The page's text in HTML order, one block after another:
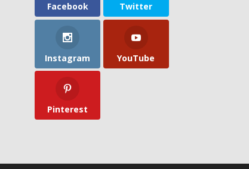
Facebook Twitter
Instagram YouTube
Pinterest